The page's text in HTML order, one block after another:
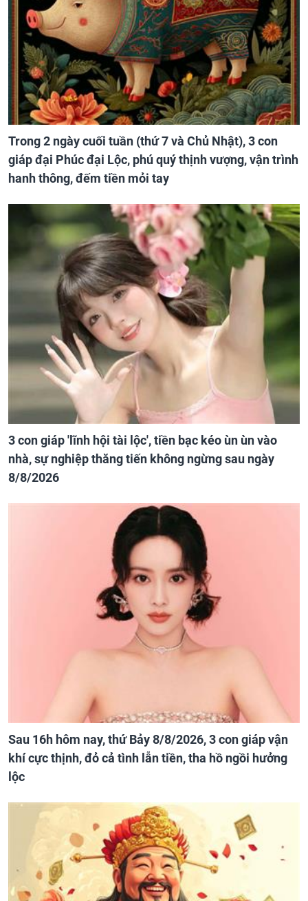
Trong 2 ngày cuối tuần (thứ 7 và Chủ Nhật), 3 con
giáp đại Phúc đại Lộc, phú quý thịnh vượng, vận trình
hanh thông, đếm tiền mỏi tay
3 con giáp 'lĩnh hội tài lộc', tiền bạc kéo ùn ùn vào
nhà, sự nghiệp thăng tiến không ngừng sau ngày
8/8/2026
Sau 16h hôm nay, thứ Bảy 8/8/2026, 3 con giáp vận
khí cực thịnh, đỏ cả tình lẫn tiền, tha hồ ngồi hưởng
lộc